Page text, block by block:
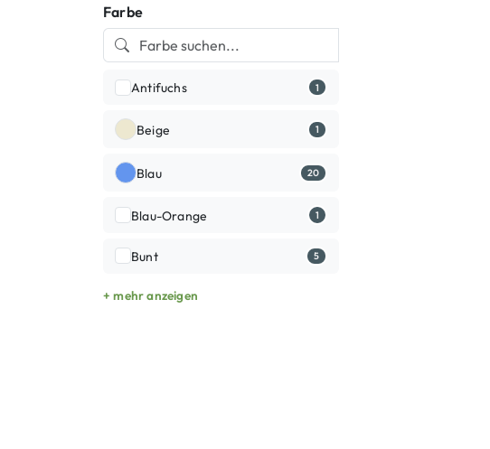
Farbe
Antifuchs 1
Beige 1
Blau 20
Blau-Orange 1
Bunt 5
+ mehr anzeigen